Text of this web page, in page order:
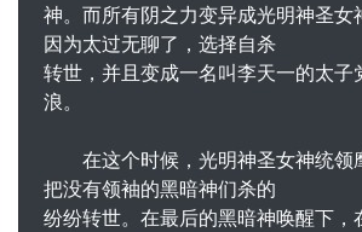
神。而所有阴之力变异成光明神圣女
因为太过无聊了，选择自杀
转世，并且变成一名叫李天一的太子
浪。
在这个时候，光明神圣女神统领
把没有领袖的黑暗神们杀的
纷纷转世。在最后的黑暗神唤醒下，